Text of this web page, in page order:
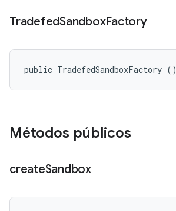
TradefedSandboxFactory
public TradefedSandboxFactory ()
Métodos públicos
createSandbox